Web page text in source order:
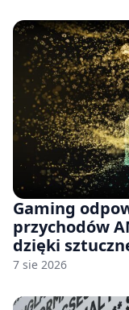
Gaming
przychodów
dzięki
7 sie 2026